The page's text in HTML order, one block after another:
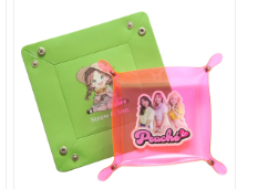
方々が自身のキャラクター
や作品を基に制作する缶バ
ッジは、コレクターズアイ
テムとしても非常に魅力的
です。同人活動を支えるグ
ッズとして、使いやすく高
品質なアイテムを提供しま
す。 短納期・小ロットでの
ださい。
のデザインにて制作いたし
ます。プリントを施したア
クリル板を”背合わせ”で貼
り合わせることで印刷面が
保護され、キズや擦れから
印刷を守ることができま
す。UVインクジェットによ
る繊細で美しいプリント